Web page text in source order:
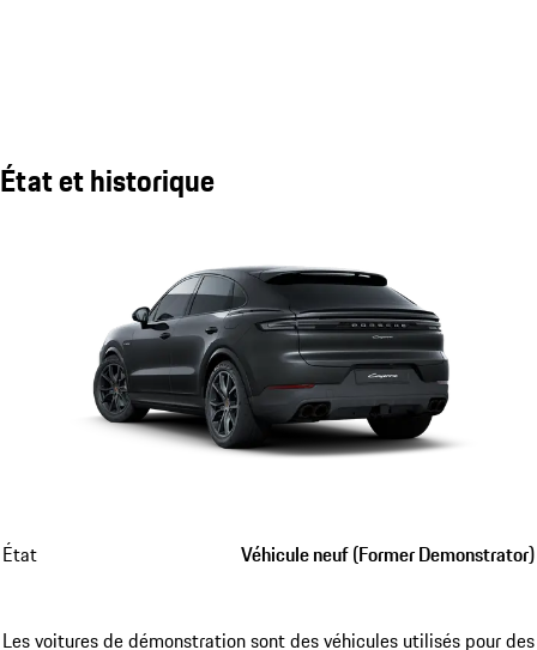
État et historique
État Véhicule neuf (Former Demonstrator)
Les voitures de démonstration sont des véhicules utilisés pour des